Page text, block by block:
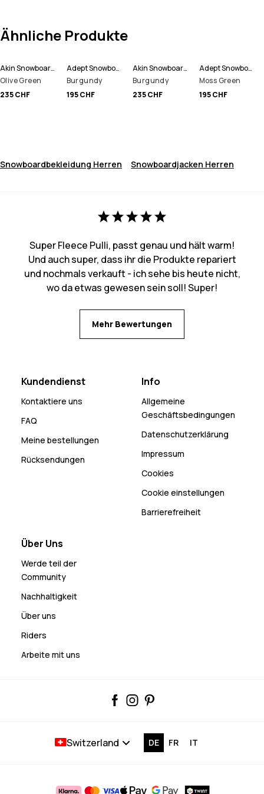
Ähnliche Produkte
Akin Snowboardjacke Herren
Olive Green
235 CHF
Adept Snowboardjacke Herren
Burgundy
195 CHF
Akin Snowboardjacke Herren
Burgundy
235 CHF
Adept Snowboardjacke Herren
Moss Green
195 CHF
Snowboardbekleidung Herren Snowboardjacken Herren
Super Fleece Pulli, passt genau und hält warm!
Und auch super, dass ihr die Produkte repariert
und nochmals verkauft - ich sehe bis heute nicht,
wo da etwas gewesen sein soll! Super!
Mehr Bewertungen
Kundendienst
Kontaktiere uns
FAQ
Meine bestellungen
Rücksendungen
Info
Allgemeine
Geschäftsbedingungen
Datenschutzerklärung
Impressum
Cookies
Cookie einstellungen
Barrierefreiheit
Über Uns
Werde teil der
Community
Nachhaltigkeit
Über uns
Riders
Arbeite mit uns
DE FR IT
Switzerland